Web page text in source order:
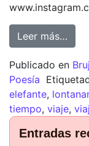
Leer más…
Publicado en
Poesía
elefante,
tiempo, viaje,
Entradas